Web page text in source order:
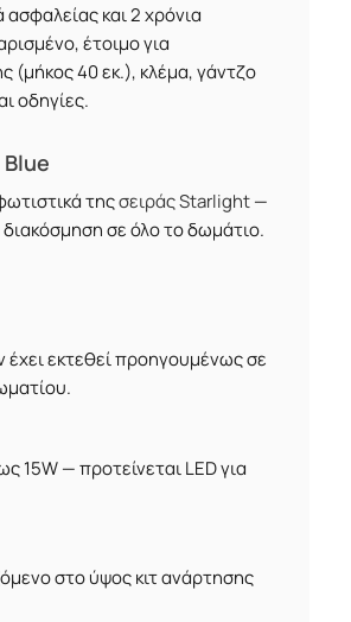
και 2 χρόνια
έτοιμο για
(μήκος 40 εκ.), κλέμα, γάντζο
οδηγίες.
τηςσειράς Starlight—
διακόσμηση σε όλο το δωμάτιο.
εκτεθεί προηγουμένως σε
15W — προτείνεται LED για
στο ύψος κιτ ανάρτησης